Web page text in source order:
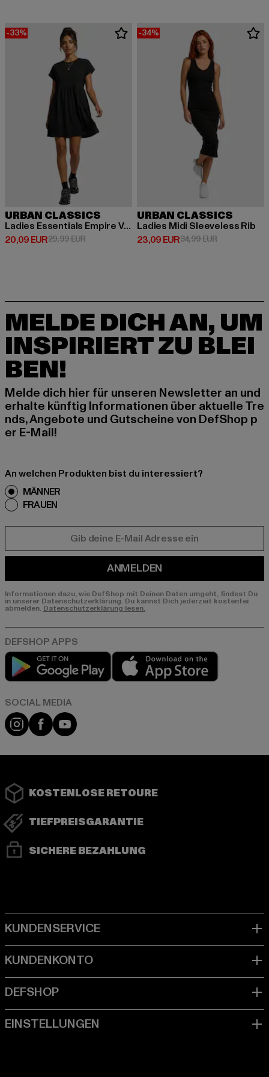
-33%
URBAN CLASSICS
Ladies Essentials Empire Valance
20,09 EUR
Derzeitiger Preis: 20,09 EUR
29,99 EURAktionspreis: 29,99 EUR
-34%
URBAN CLASSICS
Ladies Midi Sleeveless Rib
23,09 EUR
Derzeitiger Preis: 23,09 EUR
34,99 EURAktionspreis:
MELDE DICH AN, UM
INSPIRIERT ZU BLEI
BEN!
Melde dich hier für unseren Newsletter an und
erhalte künftig Informationen über aktuelle Tre
nds, Angebote und Gutscheine von DefShop p
er E-Mail!
An welchen Produkten bist du interessiert?
MÄNNER
FRAUEN
ANMELDEN
Informationen dazu, wie DefShop mit Deinen Daten umgeht, findest Du
in unserer Datenschutzerklärung. Du kannst Dich jederzeit kostenfei
abmelden. Datenschutzerklärung lesen.
Play market
Instagram
FacebookYouTube
KOSTENLOSE RETOURE
TIEFPREISGARANTIE
SICHERE BEZAHLUNG